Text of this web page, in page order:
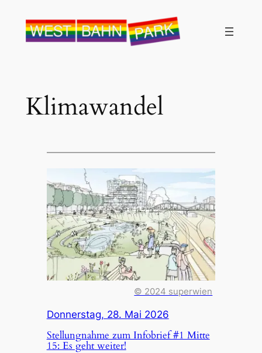
Klimawandel
© 2024 superwien
Donnerstag, 28. Mai 2026
Stellungnahme zum Infobrief #1 Mitte
15: Es geht weiter!